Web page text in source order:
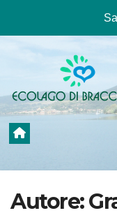
contenuto
Autore: